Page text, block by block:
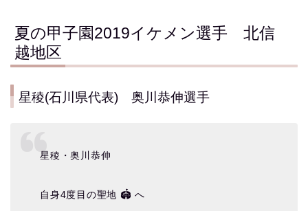
夏の甲子園2019イケメン選手 北信
越地区
星稜(石川県代表) 奥川恭伸選手
星稜・奥川恭伸
自身4度目の聖地 🏟️ へ